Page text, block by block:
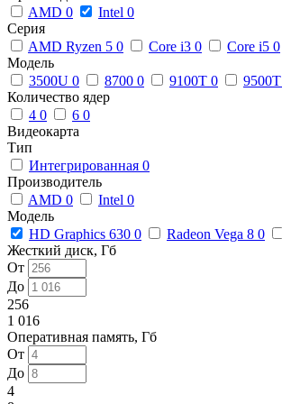
AMD 0 Intel 0
Серия
AMD Ryzen 5 0 Core i3 0 Core i5 0
Модель
3500U 0 8700 0 9100T 0 9500T
Количество ядер
4 0 6 0
Видеокарта
Тип
Интегрированная 0
Производитель
AMD 0 Intel 0
Модель
HD Graphics 630 0 Radeon Vega 8 0
Жесткий диск, Гб
От
До
256
1 016
Оперативная память, Гб
От
До
4